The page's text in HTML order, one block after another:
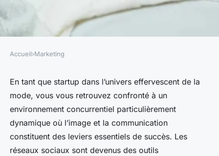
Mesurer l'efficacité de la
stratégie des réseaux sociaux
pour les startups en mode
Amélie•22 décembre 2023•4 min de lecture
Accueil›Marketing
En tant que startup dans l’univers effervescent de la
mode, vous vous retrouvez confronté à un
environnement concurrentiel particulièrement
dynamique où l’image et la communication
constituent des leviers essentiels de succès. Les
réseaux sociaux sont devenus des outils